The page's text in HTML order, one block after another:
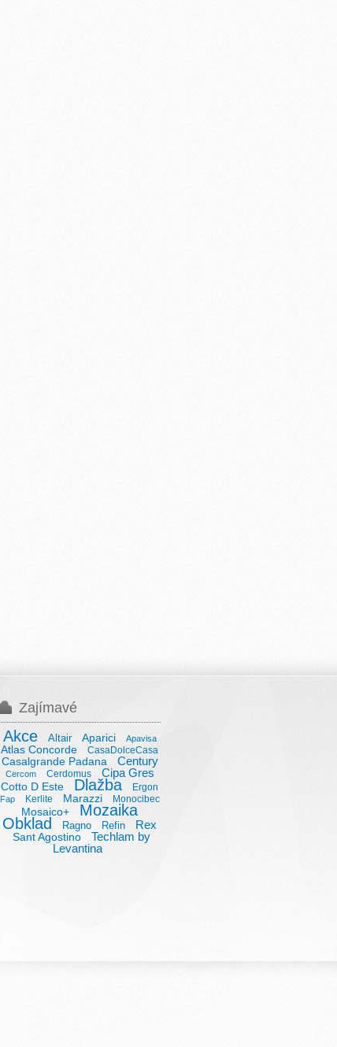
Zajímavé
Akce Altair Aparici Apavisa
Atlas Concorde CasaDolceCasa
Casalgrande Padana Century
Cercom Cerdomus Cipa Gres
Cotto D Este Dlažba Ergon
Fap Kerlite Marazzi Monocibec
Mosaico+ Mozaika
Obklad Ragno Refin Rex
Sant Agostino
Techlam by
Levantina